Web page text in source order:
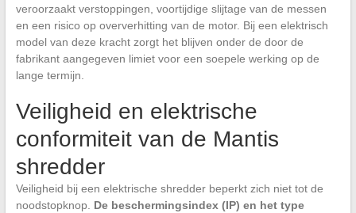
veroorzaakt verstoppingen, voortijdige slijtage van de messen
en een risico op oververhitting van de motor. Bij een elektrisch
model van deze kracht zorgt het blijven onder de door de
fabrikant aangegeven limiet voor een soepele werking op de
lange termijn.
Veiligheid en elektrische
conformiteit van de Mantis
shredder
Veiligheid bij een elektrische shredder beperkt zich niet tot de
noodstopknop. De beschermingsindex (IP) en het type